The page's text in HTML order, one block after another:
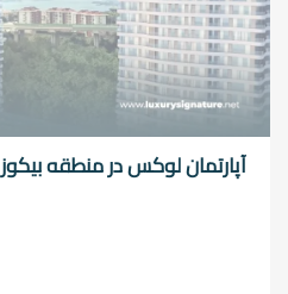
آپارتمان لوکس در منطقه بیکوز